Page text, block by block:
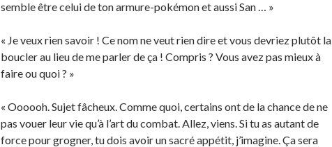
semble être celui de ton armure-pokémon et aussi San … »
« Je veux rien savoir ! Ce nom ne veut rien dire et vous devriez plutôt la
boucler au lieu de me parler de ça ! Compris ? Vous avez pas mieux à
faire ou quoi ? »
« Oooooh. Sujet fâcheux. Comme quoi, certains ont de la chance de ne
pas vouer leur vie qu’à l’art du combat. Allez, viens. Si tu as autant de
force pour grogner, tu dois avoir un sacré appétit, j’imagine. Ça sera